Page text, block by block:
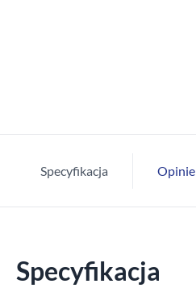
Specyfikacja Opinie
Specyfikacja